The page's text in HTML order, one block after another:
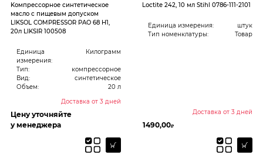
Kомпрессорное синтетическое
масло с пищевым допуском
LIKSOL COMPRESSOR PAO 68 H1,
20л LIKSIR 100508
Единица
измерения:
Килограмм
Тип:
компрессорное
Вид:
синтетическое
Объем:
20 л
Доставка от 3 дней
Цену уточняйте
у менеджера
Loctite 242, 10 мл Stihl 0786-111-2101
Единица измерения:
штук
Тип номенклатуры:
Товар
Доставка от 3 дней
1490,00₽